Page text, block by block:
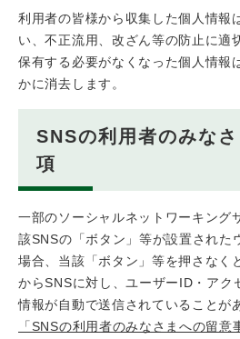
利用者の皆様から収集した個人情報
い、不正流用、改ざん等の防止に適
保有する必要がなくなった個人情報
かに消去します。
SNSの利用者のみな
項
一部のソーシャルネットワーキング
該SNSの「ボタン」等が設置された
場合、当該「ボタン」等を押さなく
からSNSに対し、ユーザーID・アク
情報が自動で送信されていることが
「SNSの利用者のみなさまへの留